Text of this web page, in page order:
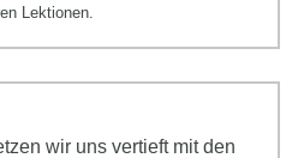
Lektionen.
wir uns vertieft mit den